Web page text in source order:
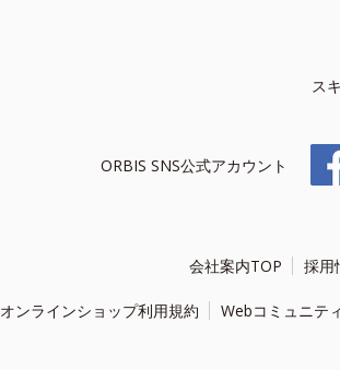
ス
ORBIS SNS公式アカウント
会社案内TOP 採用
オンラインショップ利用規約 Webコミュニテ